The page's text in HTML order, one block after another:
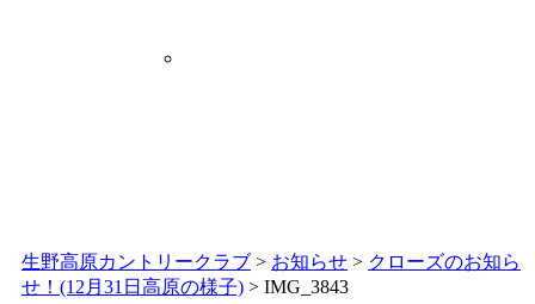
生野高原カントリークラブ > お知らせ > クローズのお知ら
せ！(12月31日高原の様子) > IMG_3843